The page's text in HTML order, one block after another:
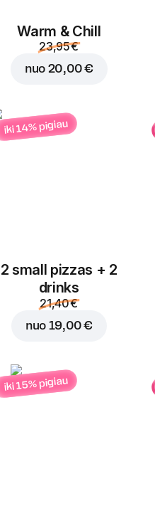
Warm & Chill
23,95 €
nuo 20,00 €
iki 14% pigiau
2 small pizzas + 2
drinks
21,40 €
nuo 19,00 €
iki 15% pigiau